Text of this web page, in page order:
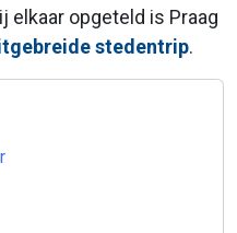
elkaar opgeteld is Praag
stedentrip.